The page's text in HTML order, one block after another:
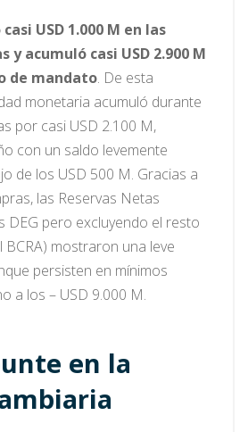
USD 1.000 M en las
y acumuló casi USD 2.900 M
de mandato. De esta
monetaria acumuló durante
por casi USD 2.100 M,
con un saldo levemente
de los USD 500 M. Gracias a
las Reservas Netas
DEG pero excluyendo el resto
BCRA) mostraron una leve
persisten en mínimos
a los – USD 9.000 M.
en la